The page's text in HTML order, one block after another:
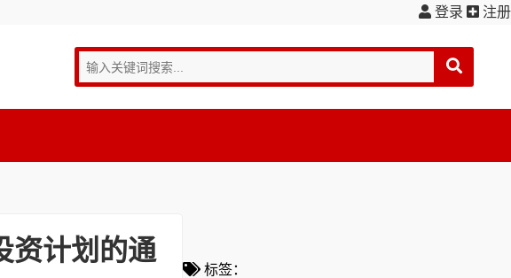
登录 注册
资计划的通
标签：